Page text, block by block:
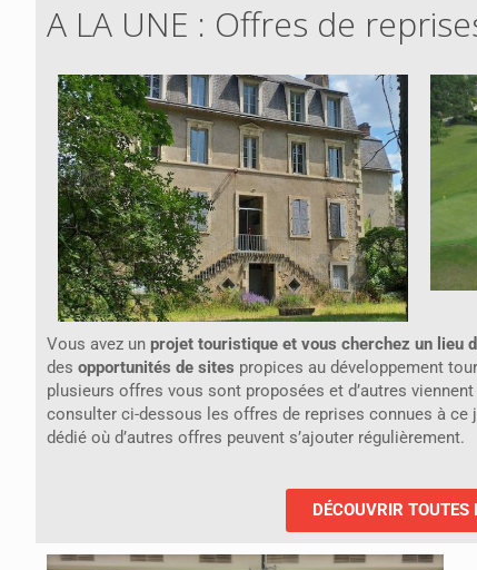
A LA UNE : Offres de
Vous avez un projet touristique et vous cherchez un lieu
des opportunités de sites propices au développement
plusieurs offres vous sont proposées et d’autres
consulter ci-dessous les offres de reprises connues à
dédié où d’autres offres peuvent s’ajouter régulièrement.
DÉCOUVRIR TOUTES